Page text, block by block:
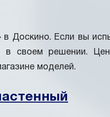
Доскино. Если вы
своем решении.
моделей.